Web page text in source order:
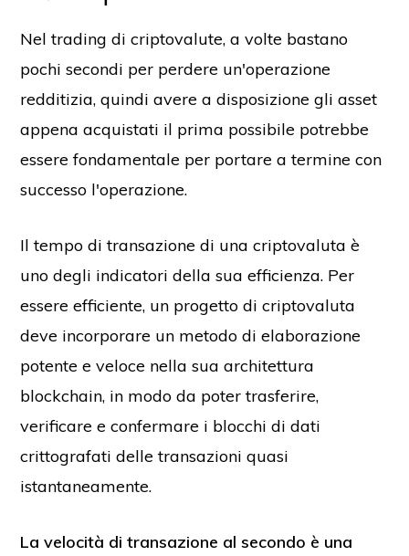
Nel trading di criptovalute, a volte bastano
pochi secondi per perdere un'operazione
redditizia, quindi avere a disposizione gli asset
appena acquistati il prima possibile potrebbe
essere fondamentale per portare a termine con
successo l'operazione.
Il tempo di transazione di una criptovaluta è
uno degli indicatori della sua efficienza. Per
essere efficiente, un progetto di criptovaluta
deve incorporare un metodo di elaborazione
potente e veloce nella sua architettura
blockchain, in modo da poter trasferire,
verificare e confermare i blocchi di dati
crittografati delle transazioni quasi
istantaneamente.
La velocità di transazione al secondo è una